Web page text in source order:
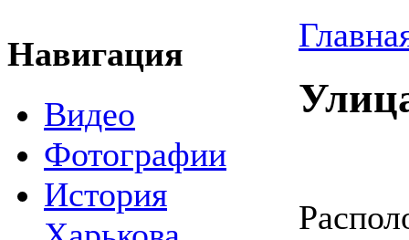
Навигация
Видео
Фотографии
История